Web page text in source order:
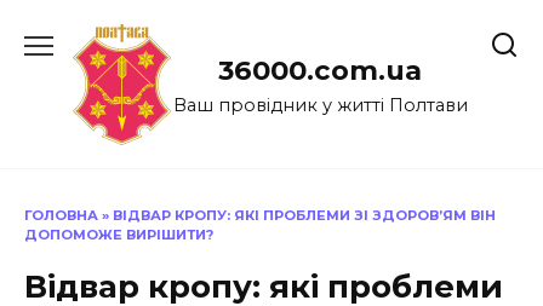
до
36000.com.ua
Ваш провідник у житті Полтави
ГОЛОВНА » ВІДВАР КРОПУ: ЯКІ ПРОБЛЕМИ ЗІ ЗДОРОВ’ЯМ ВІН
ДОПОМОЖЕ ВИРІШИТИ?
Відвар кропу: які проблеми